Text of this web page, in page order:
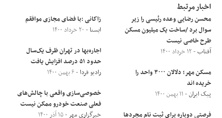
اخبار مرتبط
محسن رضایی وعده رئیسی را زیر
سوال برد /ساخت یک میلیون مسکن
طرح خاصی نیست
آفتاب- ۱۲ خرداد ۱۴۰۰
مسکن مهر؛ دلالان ۳۰۰۰ واحد را
خریده اند
پیک ایران- ۱۱ بهمن ۱۴۰۰
فرصتی دوباره برای ثبت نام مجرد‌ها
زاکانی :با فضای مجازی موافقم
ایسنا - ۲۰ خرداد ۱۴۰۰
اجاره‌بها در تهران ظرف یک‌سال
حدود ۵۱ درصد افزایش یافت
رادیو فردا - ۶ بهمن ۱۴۰۰
خصوصی‌سازی واقعی با چالش‌های
فعلی صنعت خودرو ممکن نیست
خبرگزاری مهر- ۱۵ آذر ۱۴۰۰